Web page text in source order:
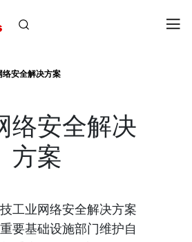
络安全解决方案
络安全解决
方案
工业网络安全解决方案
要基础设施部门维护自